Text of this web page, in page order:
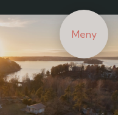
Meny